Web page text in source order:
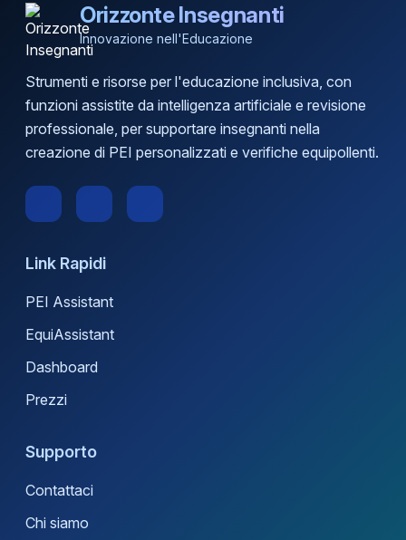
Orizzonte Insegnanti
Innovazione nell'Educazione
Strumenti e risorse per l'educazione inclusiva, con
funzioni assistite da intelligenza artificiale e revisione
professionale, per supportare insegnanti nella
creazione di PEI personalizzati e verifiche equipollenti.
Link Rapidi
PEI Assistant
EquiAssistant
Dashboard
Prezzi
Supporto
Contattaci
Chi siamo